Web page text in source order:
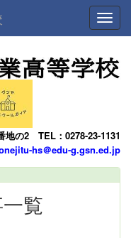
地の2 TEL：0278-23-1131
hs＠edu-g.gsn.ed.jp
覧